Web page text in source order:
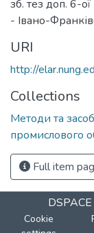
зб. тез доп. 6-
- Івано-
URI
http://
Collections
Методи та
промислового
Full item
DSPACE
Cookie